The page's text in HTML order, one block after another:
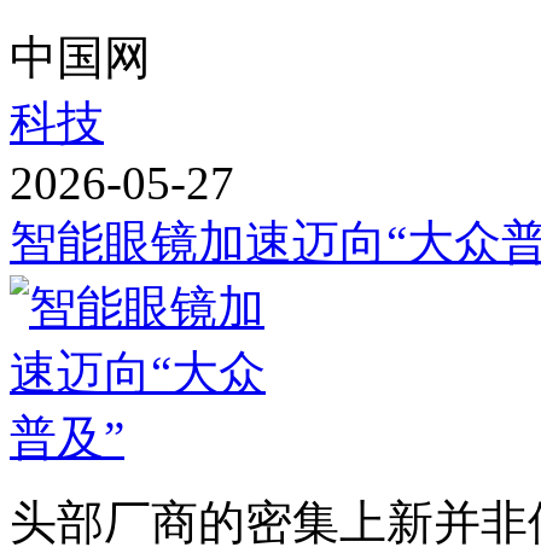
中国网
科技
2026-05-27
智能眼镜加速迈向“大众
头部厂商的密集上新并